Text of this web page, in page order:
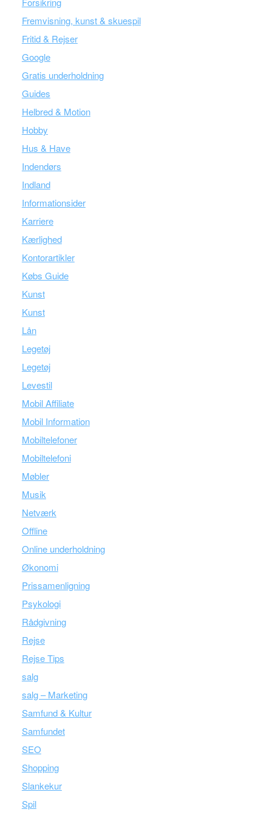
Fremvisning, kunst & skuespil
Fritid & Rejser
Google
Gratis underholdning
Guides
Helbred & Motion
Hobby
Hus & Have
Indendørs
Indland
Informationsider
Karriere
Kærlighed
Kontorartikler
Købs Guide
Kunst
Kunst
Lån
Legetøj
Legetøj
Levestil
Mobil Affiliate
Mobil Information
Mobiltelefoner
Mobiltelefoni
Møbler
Musik
Netværk
Offline
Online underholdning
Økonomi
Prissamenligning
Psykologi
Rådgivning
Rejse
Rejse Tips
salg
salg – Marketing
Samfund & Kultur
Samfundet
SEO
Shopping
Slankekur
Spil